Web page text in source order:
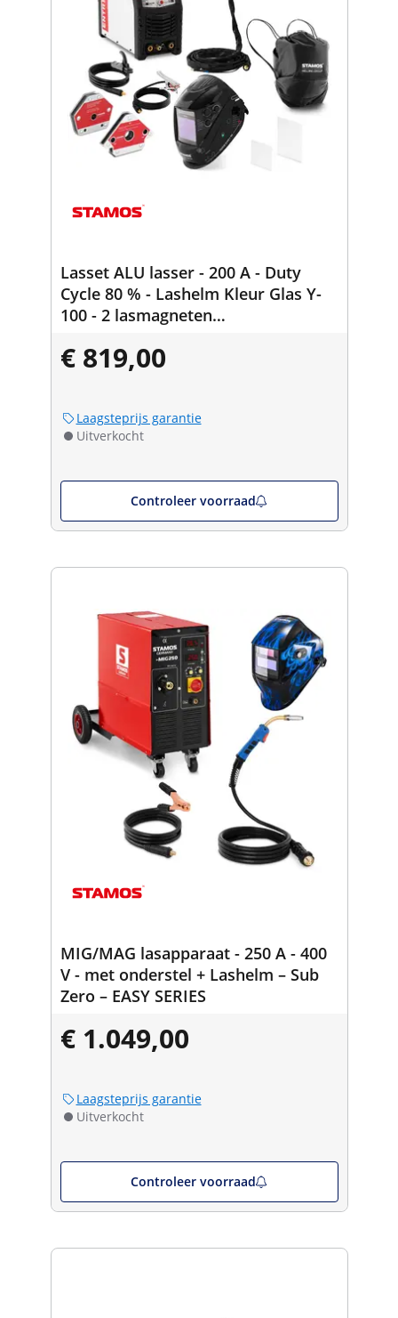
Lasset ALU lasser - 200 A - Duty
Cycle 80 % - Lashelm Kleur Glas Y-
100 - 2 lasmagneten
€ 819,00
Laagsteprijs garantie
Uitverkocht
Controleer voorraad
MIG/MAG lasapparaat - 250 A - 400
V - met onderstel + Lashelm – Sub
Zero – EASY SERIES
€ 1.049,00
Laagsteprijs garantie
Uitverkocht
Controleer voorraad